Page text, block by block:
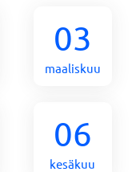
03
maaliskuu
06
kesäkuu